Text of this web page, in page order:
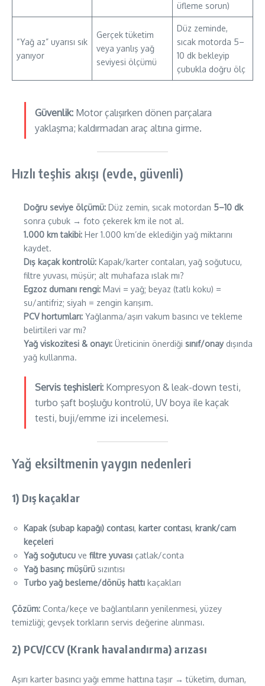
üfleme sorun)
“Yağ az” uyarısı sık
yanıyor
Gerçek tüketim
veya yanlış yağ
seviyesi ölçümü
Düz zeminde,
sıcak motorda 5–
10 dk bekleyip
çubukla doğru ölç
Güvenlik: Motor çalışırken dönen parçalara
yaklaşma; kaldırmadan araç altına girme.
Hızlı teşhis akışı (evde, güvenli)
Doğru seviye ölçümü: Düz zemin, sıcak motordan 5–10 dk
sonra çubuk → foto çekerek km ile not al.
1.000 km takibi: Her 1.000 km’de eklediğin yağ miktarını
kaydet.
Dış kaçak kontrolü: Kapak/karter contaları, yağ soğutucu,
filtre yuvası, müşür; alt muhafaza ıslak mı?
Egzoz dumanı rengi: Mavi = yağ; beyaz (tatlı koku) =
su/antifriz; siyah = zengin karışım.
PCV hortumları: Yağlanma/aşırı vakum basıncı ve tekleme
belirtileri var mı?
Yağ viskozitesi & onayı: Üreticinin önerdiği sınıf/onaydışında
yağ kullanma.
Servis teşhisleri: Kompresyon & leak-down testi,
turbo şaft boşluğu kontrolü, UV boya ile kaçak
testi, buji/emme izi incelemesi.
Yağ eksiltmenin yaygın nedenleri
1) Dış kaçaklar
Kapak (subap kapağı) contası, karter contası, krank/cam
keçeleri
Yağ soğutucu ve filtre yuvası çatlak/conta
Yağ basınç müşürü sızıntısı
Turbo yağ besleme/dönüş hattı kaçakları
Çözüm: Conta/keçe ve bağlantıların yenilenmesi, yüzey
temizliği; gevşek torkların servis değerine alınması.
2) PCV/CCV (Krank havalandırma) arızası
Aşırı karter basıncı yağı emme hattına taşır → tüketim, duman,